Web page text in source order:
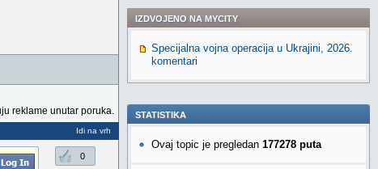
reklame unutar poruka.
Idi na vrh
0
IZDVOJENO NA MYCITY
Specijalna vojna operacija u Ukrajini, 2026.
komentari
STATISTIKA
Ovaj topic je pregledan 177278 puta